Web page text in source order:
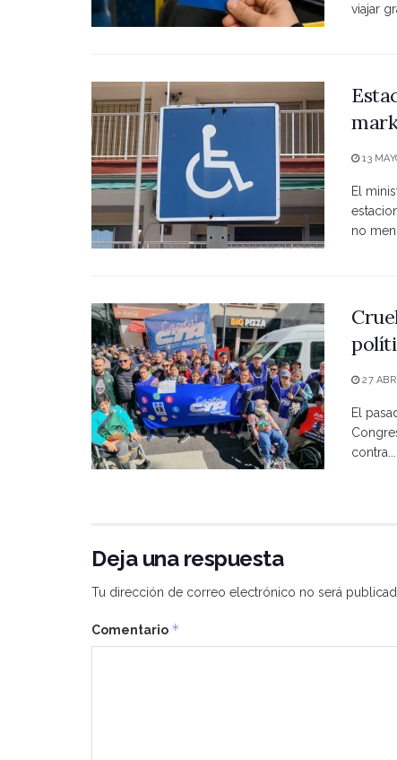
viajar
13
El
no
27
El
contra...
Deja una respuesta
Tu dirección de correo electrónico no será
Comentario *